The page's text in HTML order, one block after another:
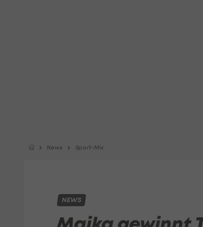
News Sport-Mix
NEWS